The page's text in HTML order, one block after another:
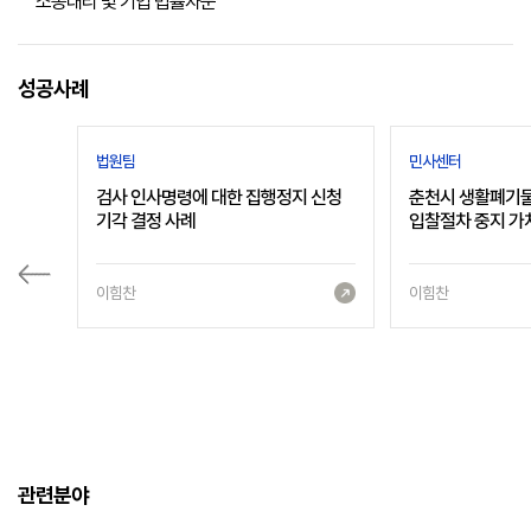
성공사례
법원팀
검사 인사명령에 대한 집행정지 신청
기각 결정 사례
이힘찬
민사센터
춘천시 생활폐기
입찰절차 중지 가
이힘찬
관련분야